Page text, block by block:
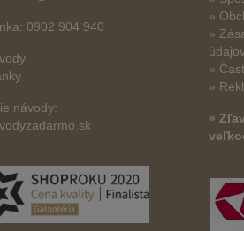
0902 904 940
návody:
»
»
»
»
»